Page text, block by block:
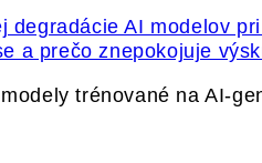
a prečo znepokojuje
trénované na AI-